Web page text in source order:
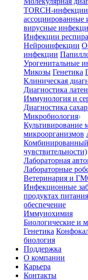
TORCH-инфекции
ассоциированные
вирусные
Инфекции
Нейроинфекции
инфекции
Урогенитальные
Микозы Генетика
Клиническая
Диагностика
Иммунология и
Диагностика
Микробиология
Культивирование
микроорганизмов
Комбинированный
чувствительности)
Лабораторная
Лабораторные
Ветеринария и
Инфекционные
продуктах питания
обеспечение
Иммунохимия
Биологические и
Генетика
биология
Поддержка
О компании
Карьера
Контакты